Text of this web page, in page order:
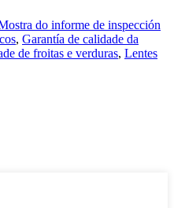
do informe de inspección
, Garantía de calidade da
de froitas e verduras, Lentes